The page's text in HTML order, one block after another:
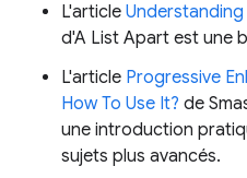
L'article
d'A List Apart est une
L'article Progressive
How To Use It? de
une introduction
sujets plus avancés.